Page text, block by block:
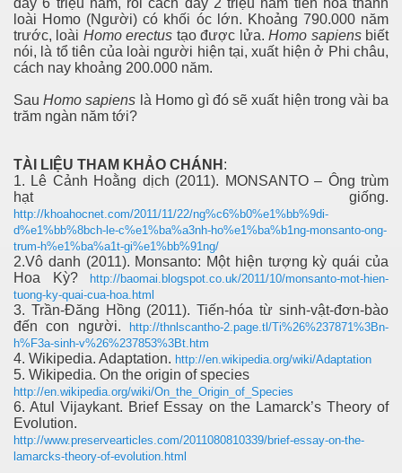
loài Homo (Người) có khối óc lớn. Khoảng 790.000 năm
trước, loài Homo erectus tạo được lửa.Homo sapiens biết
nói, là tổ tiên của loài người hiện tại, xuất hiện ở Phi châu,
cách nay khoảng 200.000 năm.
SauHomo sapiens là Homo gì đó sẽ xuất hiện trong vài ba
trăm ngàn năm tới?
TÀI LIỆU THAM KHẢO CHÁNH :
1. Lê Cảnh Hoằng dịch (2011). MONSANTO – Ông trùm
hạt giống.
http://khoahocnet.com/2011/11/22/ng%c6%b0%e1%bb%9di-
d%e1%bb%8bch-le-c%e1%ba%a3nh-ho%e1%ba%b1ng-monsanto-ong-
trum-h%e1%ba%a1t-gi%e1%bb%91ng/
2.Vô danh (2011). Monsanto: Một hiện tượng kỳ quái của
Hoa Kỳ?
http://baomai.blogspot.co.uk/2011/10/monsanto-mot-hien-
tuong-ky-quai-cua-hoa.html
3. Trần-Đăng Hồng (2011). Tiến-hóa từ sinh-vật-đơn-bào
đến con người.
http://thnlscantho-2.page.tl/Ti%26%237871%3Bn-
h%F3a-sinh-v%26%237853%3Bt.htm
4. Wikipedia. Adaptation. http://en.wikipedia.org/wiki/Adaptation
5. Wikipedia. On the origin of species
http://en.wikipedia.org/wiki/On_the_Origin_of_Species
6. Atul Vijaykant. Brief Essay on the Lamarck’s Theory of
Evolution.
http://www.preservearticles.com/2011080810339/brief-essay-on-the-
lamarcks-theory-of-evolution.html